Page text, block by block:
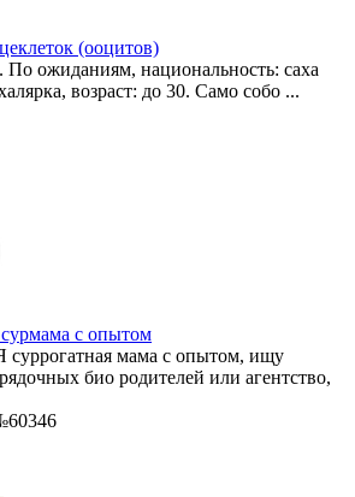
(ооцитов)
ожиданиям, национальность: саха
возраст: до 30. Само собо ...
с опытом
суррогатная мама с опытом, ищу
био родителей или агентство,